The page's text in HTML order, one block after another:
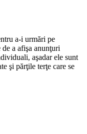
a-i urmări pe
a afişa anunţuri
aşadar ele sunt
şi părţile terţe care se